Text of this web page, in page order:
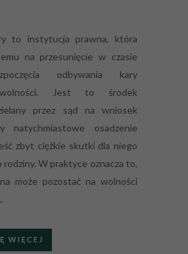
to instytucja prawna, która
na przesunięcie w czasie
odbywania kary
wolności. Jest to środek
przez sąd na wniosek
natychmiastowe osadzenie
zbyt ciężkie skutki dla niego
rodziny. W praktyce oznacza to,
może pozostać na wolności
WIĘCEJ